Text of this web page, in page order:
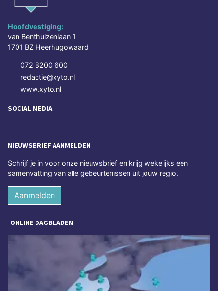
Hoofdvestiging:
van Benthuizenlaan 1
1701 BZ Heerhugowaard
072 8200 600
redactie@xyto.nl
www.xyto.nl
SOCIAL MEDIA
NIEUWSBRIEF AANMELDEN
Schrijf je in voor onze nieuwsbrief en krijg wekelijks een
samenvatting van alle gebeurtenissen uit jouw regio.
Aanmelden
ONLINE DAGBLADEN